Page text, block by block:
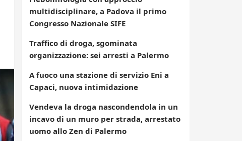
multidisciplinare, a Padova il primo
Congresso Nazionale SIFE
Traffico di droga, sgominata
organizzazione: sei arresti a Palermo
A fuoco una stazione di servizio Eni a
Capaci, nuova intimidazione
Vendeva la droga nascondendola in un
incavo di un muro per strada, arrestato
uomo allo Zen di Palermo